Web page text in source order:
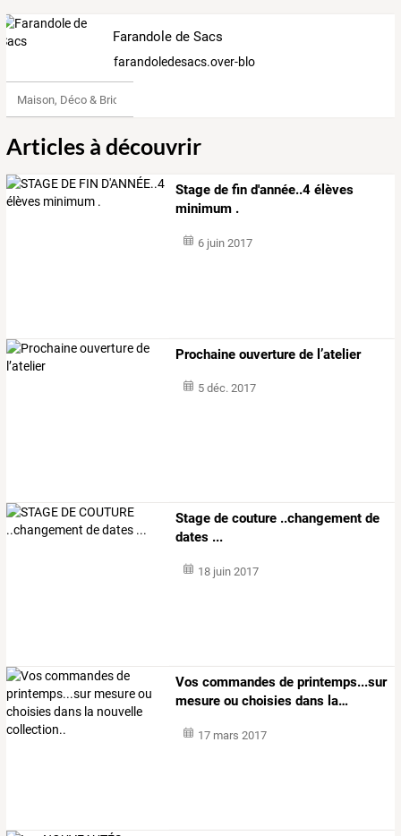
Farandole de Sacs
farandoledesacs.over-blog.com
Maison, Déco & Bricolage
Articles à découvrir
Stage de fin d'année..4 élèves
minimum .
6 juin 2017
Prochaine ouverture de l’atelier
5 déc. 2017
Stage de couture ..changement de
dates ...
18 juin 2017
Vos commandes de printemps...sur
mesure ou choisies dans la…
17 mars 2017